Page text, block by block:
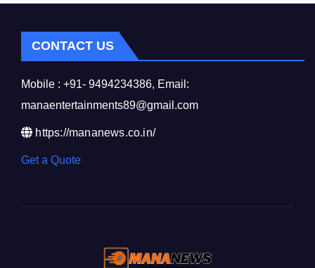
CONTACT US
Mobile : +91- 9494234386, Email:
manaentertainments89@gmail.com
https://mananews.co.in/
Get a Quote